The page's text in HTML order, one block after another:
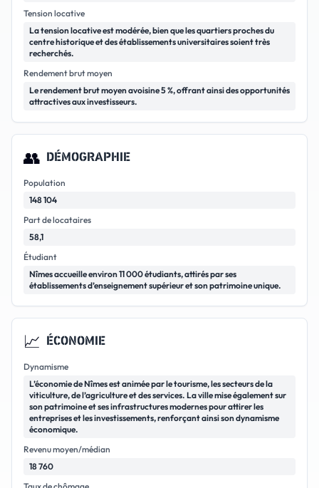
Tension locative
La tension locative est modérée, bien que les quartiers proches du
centre historique et des établissements universitaires soient très
recherchés.
Rendement brut moyen
Le rendement brut moyen avoisine 5 %, offrant ainsi des opportunités
attractives aux investisseurs.
👥 DÉMOGRAPHIE
Population
148 104
Part de locataires
58,1
Étudiant
Nîmes accueille environ 11 000 étudiants, attirés par ses
établissements d’enseignement supérieur et son patrimoine unique.
📈 ÉCONOMIE
Dynamisme
L’économie de Nîmes est animée par le tourisme, les secteurs de la
viticulture, de l’agriculture et des services. La ville mise également sur
son patrimoine et ses infrastructures modernes pour attirer les
entreprises et les investissements, renforçant ainsi son dynamisme
économique.
Revenu moyen/médian
18 760